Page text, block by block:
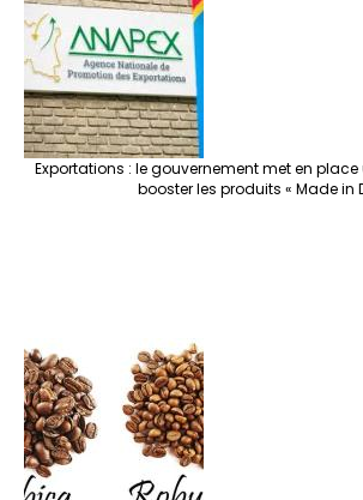
Exportations : le gouvernement met en
booster les produits « Made in